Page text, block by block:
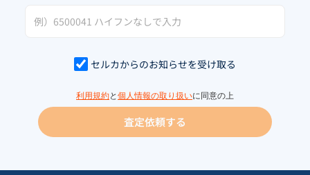
セルカからのお知らせを受け取る
利用規約と 個人情報の取り扱いに同意の上
査定依頼する